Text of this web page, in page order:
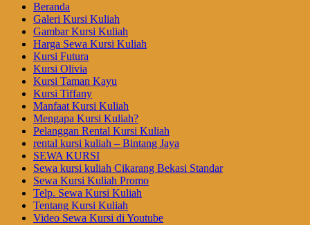
Beranda
Galeri Kursi Kuliah
Gambar Kursi Kuliah
Harga Sewa Kursi Kuliah
Kursi Futura
Kursi Olivia
Kursi Taman Kayu
Kursi Tiffany
Manfaat Kursi Kuliah
Mengapa Kursi Kuliah?
Pelanggan Rental Kursi Kuliah
rental kursi kuliah – Bintang Jaya
SEWA KURSI
Sewa kursi kuliah Cikarang Bekasi Standar
Sewa Kursi Kuliah Promo
Telp. Sewa Kursi Kuliah
Tentang Kursi Kuliah
Video Sewa Kursi di Youtube